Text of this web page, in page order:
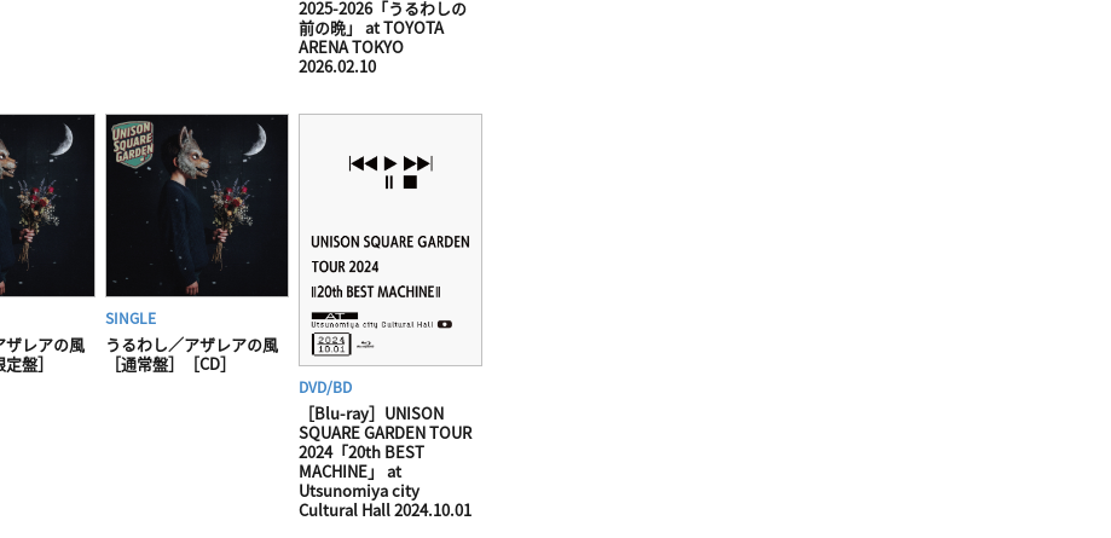
2025-2026「うるわしの
前の晩」 at TOYOTA
ARENA TOKYO
2026.02.10
ザレアの風
定盤］
SINGLE
うるわし／アザレアの風
［通常盤］［CD］
DVD/BD
［Blu-ray］UNISON
SQUARE GARDEN TOUR
2024「20th BEST
MACHINE」 at
Utsunomiya city
Cultural Hall 2024.10.01